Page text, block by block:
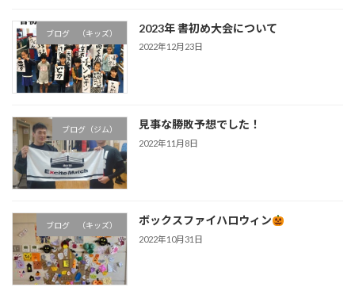
ブログ （キッズ） 2023年 書初め大会について
2022年12月23日
ブログ（ジム） 見事な勝敗予想でした！
2022年11月8日
ブログ （キッズ） ボックスファイハロウィン
2022年10月31日